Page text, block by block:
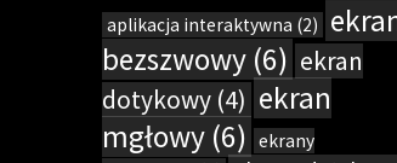
aplikacja interaktywna (2)
bezszwowy(6) ekran
dotykowy(4) ekran
mgłowy(6) ekrany